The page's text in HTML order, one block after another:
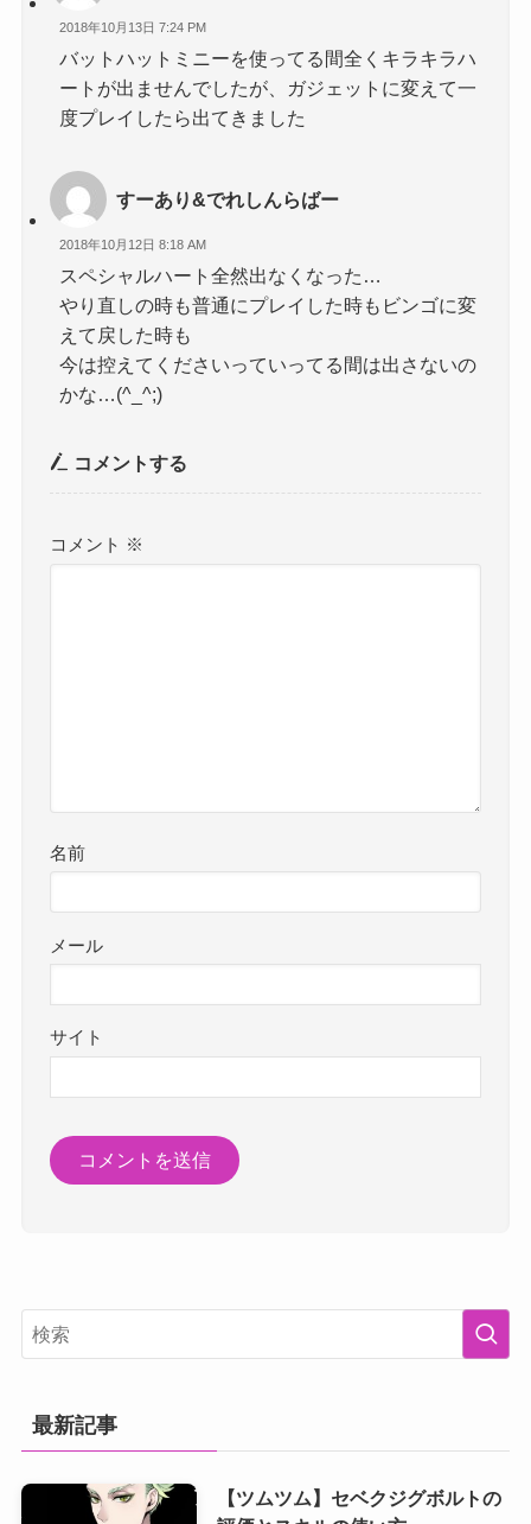
2018年10月13日 7:24 PM
バットハットミニーを使ってる間全くキラキラハ
ートが出ませんでしたが、ガジェットに変えて一
度プレイしたら出てきました
すーあり&でれしんらばー
2018年10月12日 8:18 AM
スペシャルハート全然出なくなった…
やり直しの時も普通にプレイした時もビンゴに変
えて戻した時も
今は控えてくださいっていってる間は出さないの
かな…(^_^;)
コメントする
コメント ※
名前
メール
サイト
最新記事
【ツムツム】セベクジグボルトの